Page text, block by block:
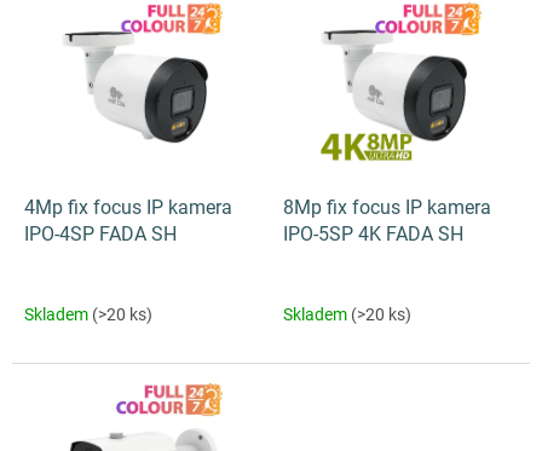
4Mp fix focus IP kamera
IPO-4SP FADA SH
Skladem (>20 ks)
8Mp fix focus IP kamera
IPO-5SP 4K FADA SH
Skladem (>20 ks)